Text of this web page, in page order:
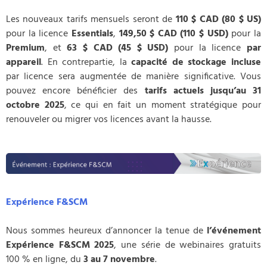
Les nouveaux tarifs mensuels seront de 110 $ CAD (80 $ US)
pour la licence Essentials, 149,50 $ CAD (110 $ USD)pour la
Premium, et63 $ CAD (45 $ USD) pour la licence par
appareil. En contrepartie, lacapacité de stockage incluse
par licence sera augmentée de manière significative. Vous
pouvez encore bénéficier des tarifs actuels jusqu’au 31
octobre 2025, ce qui en fait un moment stratégique pour
renouveler ou migrer vos licences avant la hausse.
Expérience F&SCM
Nous sommes heureux d’annoncer la tenue de l’événement
Expérience F&SCM 2025, une série de webinaires gratuits
100 % en ligne, du3 au 7 novembre.